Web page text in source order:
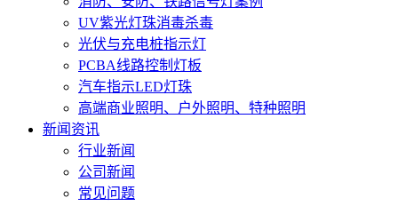
UV紫光灯珠消毒杀毒
光伏与充电桩指示灯
PCBA线路控制灯板
汽车指示LED灯珠
高端商业照明、户外照明、特种照明
新闻资讯
行业新闻
公司新闻
常见问题